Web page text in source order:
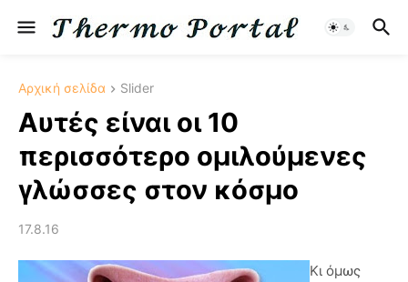
Αρχική σελίδα Slider
Αυτές είναι οι 10
περισσότερο ομιλούμενες
γλώσσες στον κόσμο
17.8.16
Κι όμως